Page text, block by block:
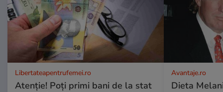
Libertateapentrufemei.ro
Atenție! Poți primi bani de la stat
Avantaje.ro
Dieta